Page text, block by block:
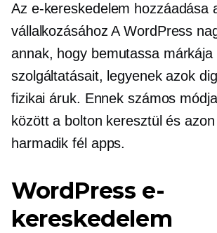
Az e-kereskedelem hozzáadása
vállalkozásához A WordPress
annak, hogy bemutassa márkája
szolgáltatásait, legyenek azok
fizikai áruk. Ennek számos
között a bolton keresztül és
harmadik fél apps.
WordPress e-
kereskedelem